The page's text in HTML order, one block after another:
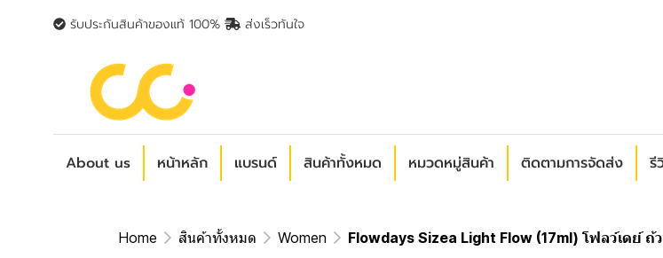
รับประกันสินค้าของแท้ 100% ส่งเร็วทันใจ
About us หน้าหลัก แบรนด์ สินค้าทั้งหมด หมวดหมู่สินค้า ติดตามการจัดส่ง รี
Home สินค้าทั้งหมด Women Flowdays Sizea Light Flow (17ml) โฟลว์เดย์ ถ้